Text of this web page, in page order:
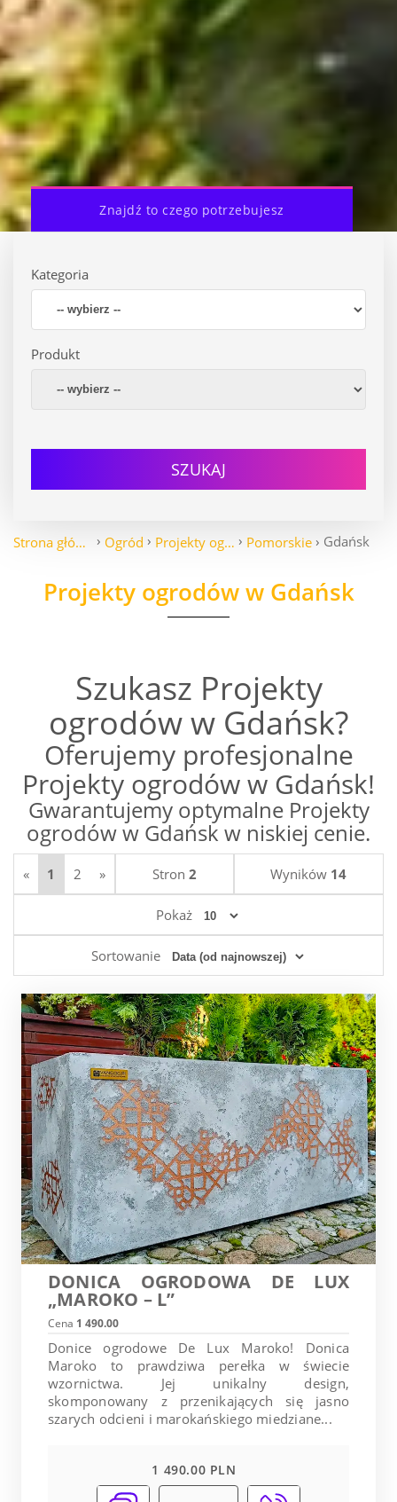
Znajdź to czego potrzebujesz
Kategoria
Produkt
SZUKAJ
Strona główna Ogród Projekty ogrodów Pomorskie Gdańsk
Projekty ogrodów w Gdańsk
Szukasz Projekty
ogrodów w Gdańsk?
Oferujemy profesjonalne
Projekty ogrodów w Gdańsk!
Gwarantujemy optymalne Projekty
ogrodów w Gdańsk w niskiej cenie.
« 1 2 » Stron 2 Wyników 14
Pokaż
Sortowanie
DONICA OGRODOWA DE LUX
„MAROKO – L”
Cena 1 490.00
Donice ogrodowe De Lux Maroko! Donica
Maroko to prawdziwa perełka w świecie
wzornictwa. Jej unikalny design,
skomponowany z przenikających się jasno
szarych odcieni i marokańskiego miedziane...
1 490.00 PLN